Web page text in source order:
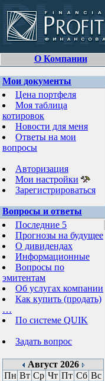
О Компании
Мои документы
Цена портфеля
Моя таблица
котировок
Новости для меня
Ответы на мои
вопросы
Авторизация
Мои настройки
Зарегистрироваться
Вопросы и ответы
Последние 5
Прогнозы на будущее
О дивидендах
Информационные
Вопросы по
эмитентам
Об услугах компании
Как купить (продать)
…
По системе QUIK
Задать вопрос
Август 2026
Пн Вт Ср Чт Пт Сб Вс